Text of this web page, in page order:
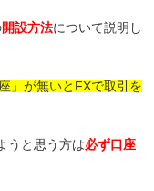
開設方法について説明し
」が無いとFXで取引を
うと思う方は必ず口座